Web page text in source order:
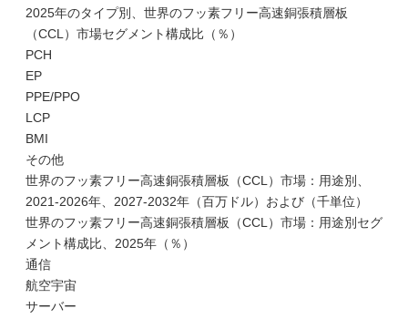
2025年のタイプ別、世界のフッ素フリー高速銅張積層板
（CCL）市場セグメント構成比（％）
PCH
EP
PPE/PPO
LCP
BMI
その他
世界のフッ素フリー高速銅張積層板（CCL）市場：用途別、
2021-2026年、2027-2032年（百万ドル）および（千単位）
世界のフッ素フリー高速銅張積層板（CCL）市場：用途別セグ
メント構成比、2025年（％）
通信
航空宇宙
サーバー